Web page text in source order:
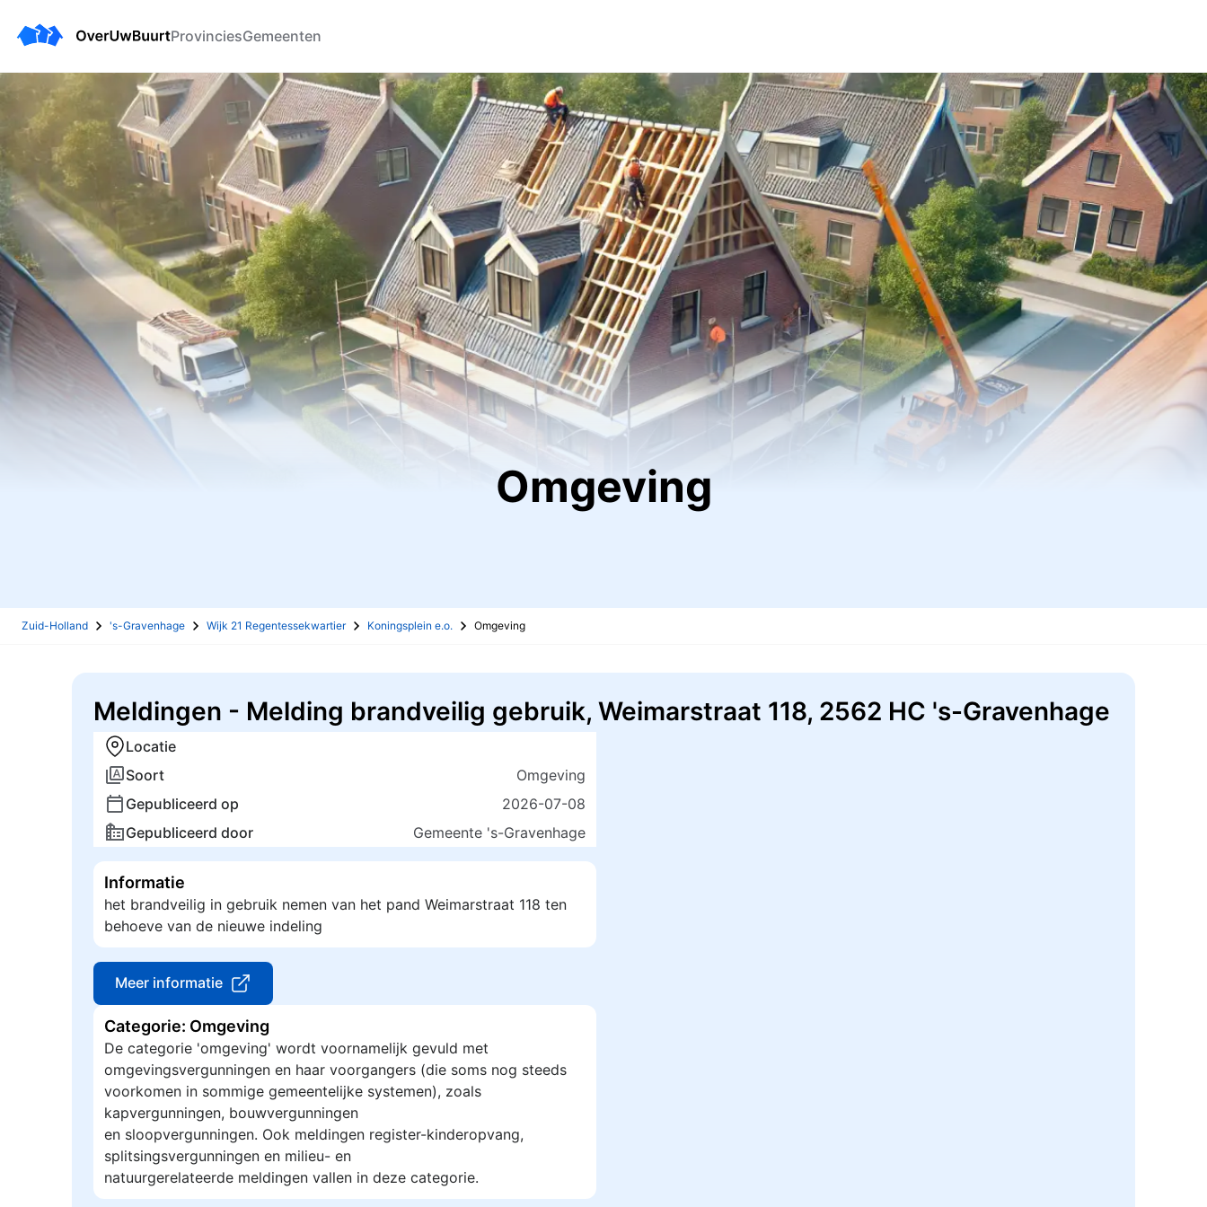
ProvinciesGemeenten
Omgeving
Zuid-Holland 's-Gravenhage Wijk 21 Regentessekwartier Koningsplein e.o. Omgeving
Meldingen - Melding brandveilig gebruik, Weimarstraat 118, 2562 HC 's-Gravenhage
Locatie
Soort
Omgeving
Gepubliceerd op
2026-07-08
Gepubliceerd door
Gemeente 's-Gravenhage
Informatie
het brandveilig in gebruik nemen van het pand Weimarstraat 118 ten
behoeve van de nieuwe indeling
Meer informatie
Categorie: Omgeving
De categorie 'omgeving' wordt voornamelijk gevuld met
omgevingsvergunningen en haar voorgangers (die soms nog steeds
voorkomen in sommige gemeentelijke systemen), zoals
kapvergunningen, bouwvergunningen
en sloopvergunningen. Ook meldingen register-kinderopvang,
splitsingsvergunningen en milieu- en
natuurgerelateerde meldingen vallen in deze categorie.